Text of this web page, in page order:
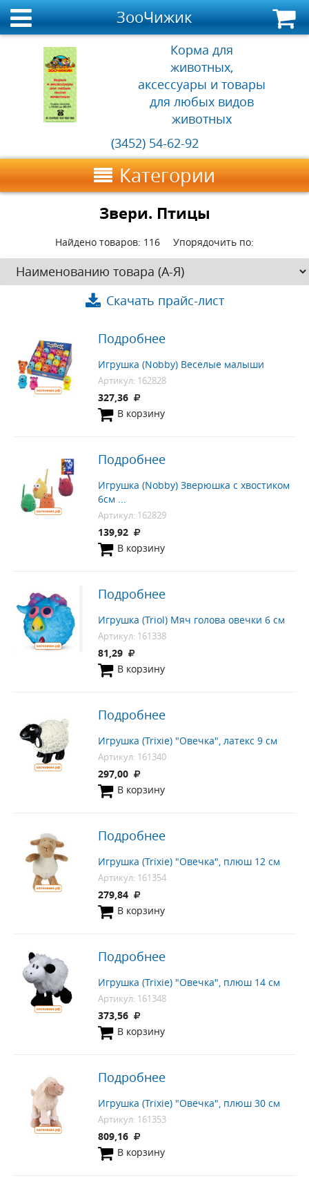
ЗооЧижик
Корма для
животных,
аксессуары и товары
для любых видов
животных
(3452) 54-62-92
Категории
Звери. Птицы
Найдено товаров: 116 Упорядочить по:
Скачать прайс-лист
Подробнее
Игрушка (Nobby) Веселые малыши
Артикул: 162828
327,36
В корзину
Подробнее
Игрушка (Nobby) Зверюшка с хвостиком
6см ...
Артикул: 162829
139,92
В корзину
Подробнее
Игрушка (Triol) Мяч голова овечки 6 см
Артикул: 161338
81,29
В корзину
Подробнее
Игрушка (Trixie) "Овечка", латекс 9 см
Артикул: 161340
297,00
В корзину
Подробнее
Игрушка (Trixie) "Овечка", плюш 12 см
Артикул: 161354
279,84
В корзину
Подробнее
Игрушка (Trixie) "Овечка", плюш 14 см
Артикул: 161348
373,56
В корзину
Подробнее
Игрушка (Trixie) "Овечка", плюш 30 см
Артикул: 161353
809,16
В корзину